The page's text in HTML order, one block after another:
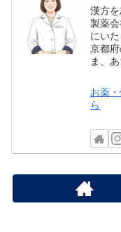
漢方を
製薬
にいた
京都
ま、
お薬
ら